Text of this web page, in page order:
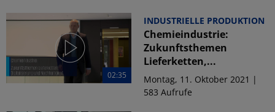
02:35
INDUSTRIELLE PRODUKTION
Chemieindustrie:
Zukunftsthemen
Lieferketten,...
Montag, 11. Oktober 2021 |
583 Aufrufe